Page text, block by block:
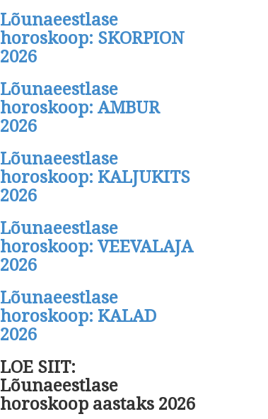
Lõunaeestlase
horoskoop: SKORPION
2026
Lõunaeestlase
horoskoop: AMBUR
2026
Lõunaeestlase
horoskoop: KALJUKITS
2026
Lõunaeestlase
horoskoop: VEEVALAJA
2026
Lõunaeestlase
horoskoop: KALAD
2026
LOE SIIT:
Lõunaeestlase
horoskoop aastaks 2026